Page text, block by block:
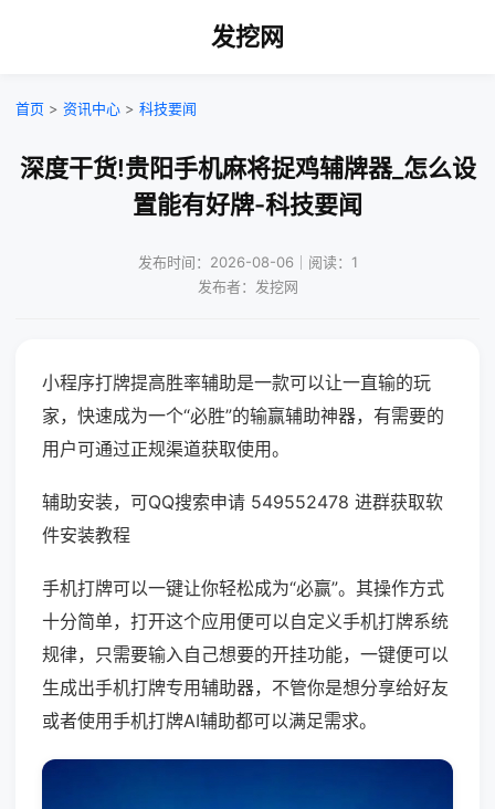
发挖网
首页 > 资讯中心 > 科技要闻
深度干货!贵阳手机麻将捉鸡辅牌器_怎么设
置能有好牌-科技要闻
发布时间：2026-08-06｜阅读：1
发布者：发挖网
小程序打牌提高胜率辅助是一款可以让一直输的玩
家，快速成为一个“必胜”的输赢辅助神器，有需要的
用户可通过正规渠道获取使用。
辅助安装，可QQ搜索申请 549552478 进群获取软
件安装教程
手机打牌可以一键让你轻松成为“必赢”。其操作方式
十分简单，打开这个应用便可以自定义手机打牌系统
规律，只需要输入自己想要的开挂功能，一键便可以
生成出手机打牌专用辅助器，不管你是想分享给好友
或者使用手机打牌AI辅助都可以满足需求。